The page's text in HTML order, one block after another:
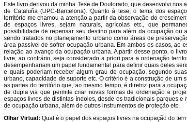
Este livro derivou da minha Tese de Doutorado, que desenvolvi
de Cataluña (UPC-Barcelona). Quanto à tese, o tema dos
território me chamou a atenção a partir da observação do
de espaços livres, sejam naturais, agrícolas etc., que
possibilidade de repensar seu destino para além da ocupação ou
sendo tratados no planejamento urbano como áreas de
área passível de sofrer ocupação urbana. Em ambos os casos, ao
relação ao avanço da ocupação urbana. A partir desse ponto, o
livre, ao contrário, seja considerado a priori para a ordenação
desempenhariam um papel fundamental para definir quais deles
e quais poderiam receber algum grau de ocupação, segundo
urbano, capacidade de suporte etc. O critério é a construção de um
as partes do território que, ao mesmo tempo, é diretriz para a
de dupla via que permite criar novas formas de ordenação e
espaços livres de distintas índoles, desde os tradicionais parques e
de ocupação urbana, além de outros instrumentos de proteção etc.
Olhar Virtual: Qual é o papel dos espaços livres na ocupação do